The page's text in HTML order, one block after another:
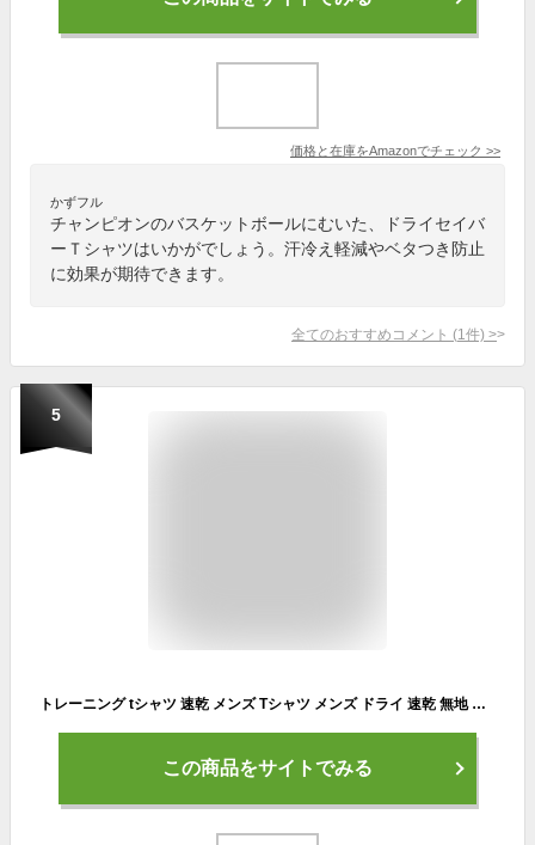
価格と在庫をAmazonでチェック >>
かずフル
チャンピオンのバスケットボールにむいた、ドライセイバ
ーＴシャツはいかがでしょう。汗冷え軽減やベタつき防止
に効果が期待できます。
全てのおすすめコメント (1 件) >
5
トレーニング tシャツ 速乾 メンズ Tシャツ メンズ ドライ 速乾 無地 半袖 レディース グリマー(glimmer) 00300-ACT 300act 4.4オンス
この商品をサイトでみる